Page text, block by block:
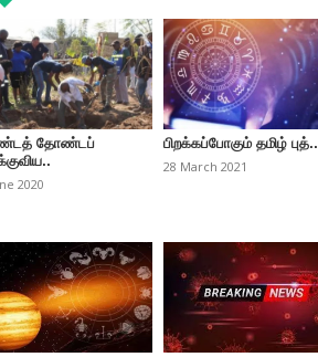
தோண்டப்
2020
பிறக்கப்போகும் தமிழ் புத்..
28 March 2021